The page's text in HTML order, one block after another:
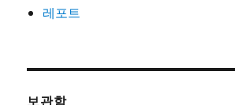
레포트
보관함